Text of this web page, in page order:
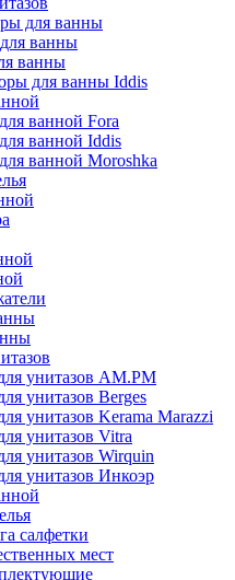
для ванны
ванны
ванны
для ванны Iddis
ванной Fora
ванной Iddis
ванной Moroshka
унитазов AM.PM
унитазов Berges
унитазов Kerama Marazzi
унитазов Vitra
унитазов Wirquin
унитазов Инкоэр
салфетки
мест